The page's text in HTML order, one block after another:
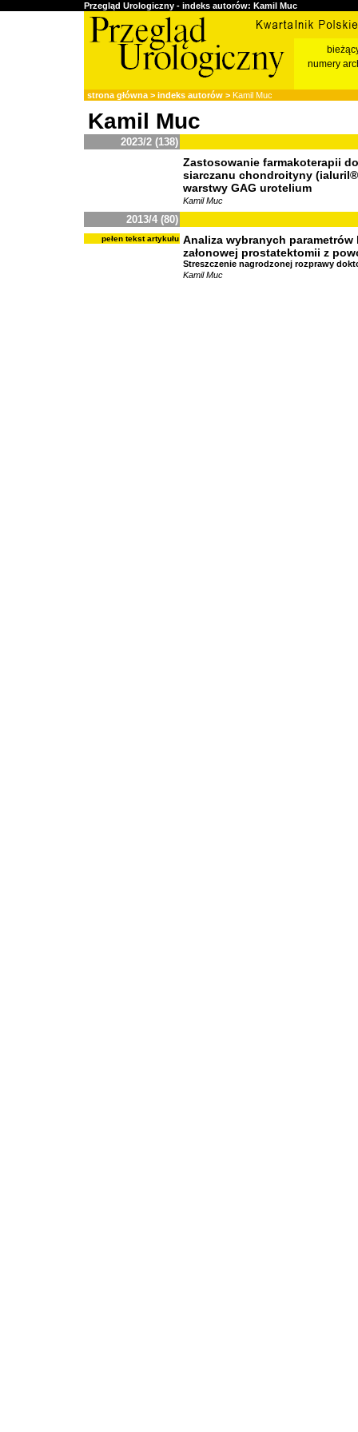
Przegląd Urologiczny - indeks autorów: Kamil Muc
numery
strona główna > indeks autorów > Kamil Muc
Kamil Muc
2023/2 (138)
Zastosowanie farmakoterapii
siarczanu chondroityny
warstwy GAG urotelium
Kamil Muc
2013/4 (80)
pełen tekst artykułu Analiza wybranych
załonowej prostatektomii z
Streszczenie nagrodzonej rozprawy
Kamil Muc